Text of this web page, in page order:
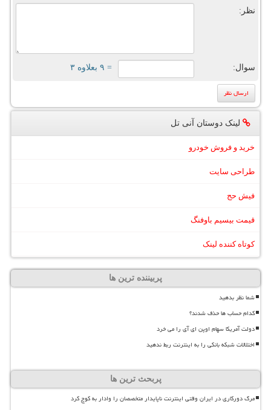
نظر:
سوال: = ۹ بعلاوه ۳
لینک دوستان آنی تل
خرید و فروش خودرو
طراحی سایت
فیش حج
قیمت بیسیم باوفنگ
کوتاه کننده لینک
پربیننده ترین ها
شما نظر بدهید
کدام حساب ها حذف شدند؟
دولت آمریکا سهام اوپن ای آی را می خرد
اختلالات شبکه بانکی را به اینترنت ربط ندهید
پربحث ترین ها
مرگ دورکاری در ایران وقتی اینترنت ناپایدار متخصصان را وادار به کوچ کرد